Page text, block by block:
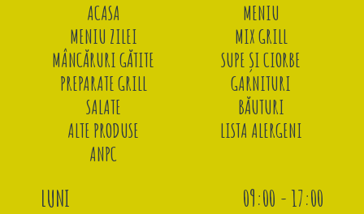
ACASA
MENIU
MENIU ZILEI
MIX GRILL
MÂNCĂRURI GĂTITE
SUPE ȘI CIORBE
PREPARATE GRILL
GARNITURI
SALATE
BĂUTURI
ALTE PRODUSE
LISTA ALERGENI
ANPC
LUNI
09:00 - 17:00